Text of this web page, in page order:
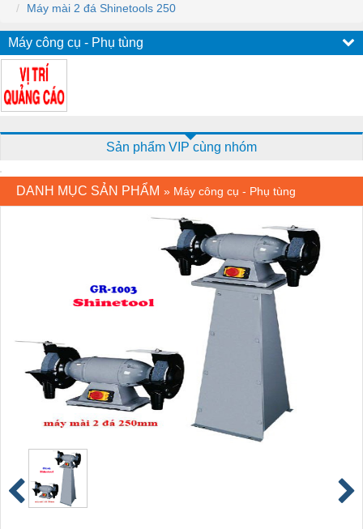
Máy mài 2 đá Shinetools 250
Máy công cụ - Phụ tùng
Sản phẩm VIP cùng nhóm
DANH MỤC SẢN PHẨM » Máy công cụ - Phụ tùng